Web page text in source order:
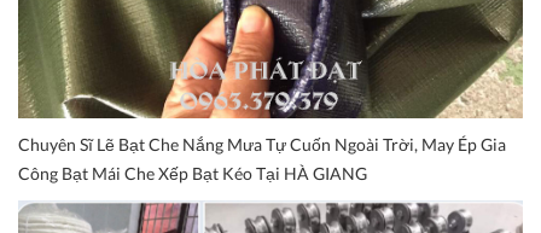
Chuyên Sĩ Lẽ Bạt Che Nắng Mưa Tự Cuốn Ngoài Trời, May Ép Gia
Công Bạt Mái Che Xếp Bạt Kéo Tại HÀ GIANG